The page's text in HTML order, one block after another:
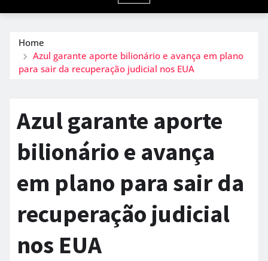
Home
Azul garante aporte bilionário e avança em plano
para sair da recuperação judicial nos EUA
Azul garante aporte
bilionário e avança
em plano para sair da
recuperação judicial
nos EUA